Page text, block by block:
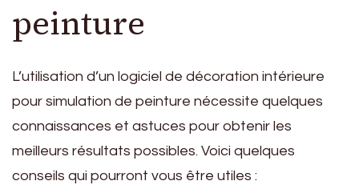
peinture
L’utilisation d’un logiciel de décoration intérieure
pour simulation de peinture nécessite quelques
connaissances et astuces pour obtenir les
meilleurs résultats possibles. Voici quelques
conseils qui pourront vous être utiles :